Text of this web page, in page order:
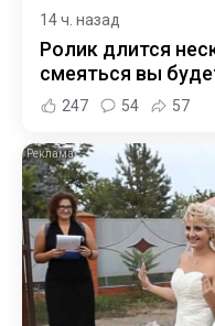
14 ч. назад
Ролик длится
смеяться вы
247 54 57